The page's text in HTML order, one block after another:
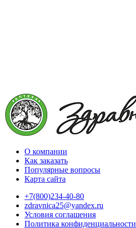
О компании
Как заказать
Популярные вопросы
Карта сайта
+7(800)234-40-80
zdravnica25@yandex.ru
Условия соглашения
Политика конфиденциальности